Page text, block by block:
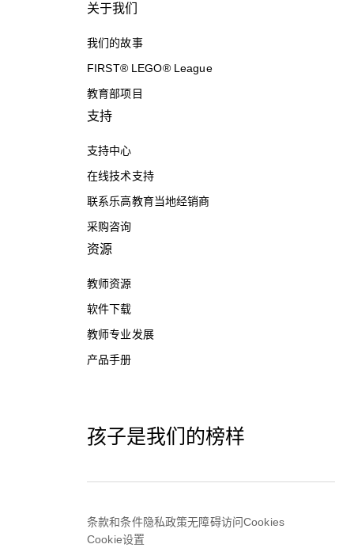
关于我们
我们的故事
FIRST® LEGO® League
教育部项目
支持
支持中心
在线技术支持
联系乐高教育当地经销商
采购咨询
资源
教师资源
软件下载
教师专业发展
产品手册
孩子是我们的榜样
条款和条件隐私政策无障碍访问Cookies
Cookie设置